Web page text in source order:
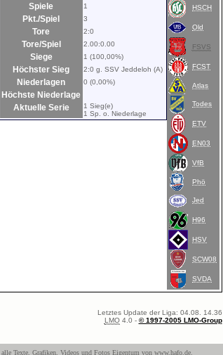
Spiele
1
Pkt./Spiel
3
Tore
2:0
Tore/Spiel
2.00:0.00
Siege 1 (100,00%)
Höchster Sieg
2:0 g. SSV Jeddeloh (A)
Niederlagen
0 (0,00%)
Höchste Niederlage
Aktuelle Serie
1 Sieg(e)
1 Sp. o. Niederlage
HSCH
Old
FSVS
FCST
Atlas
Todes
ETV
EN03
VfB
Phö
Jed
H96
HSV
SCW08
SVDA
Letztes Update der Liga: 04.08. 14.36
LMO4.0 - © 1997-2005 LMO-Group
Texte, Grafiken, Videos und Fotos Eigentum von www.hafo.de.